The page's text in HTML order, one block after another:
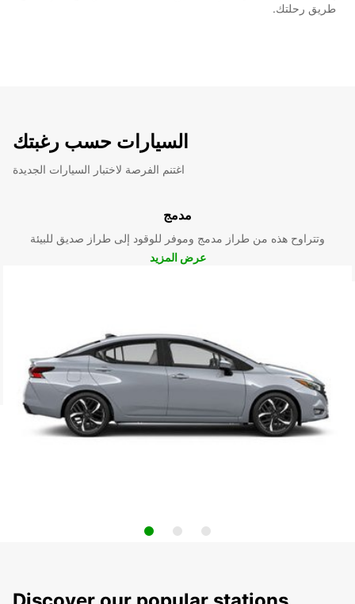
طريق رحلتك.
السيارات حسب رغبتك
اغتنم الفرصة لاختبار السيارات الجديدة
مدمج
وتتراوح هذه من طراز مدمج وموفر للوقود إلى طراز صديق للبيئة
عرض المزيد